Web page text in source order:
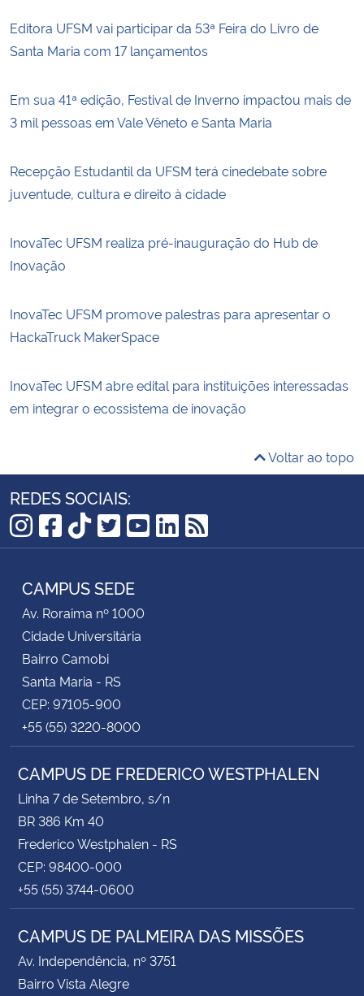
Editora UFSM vai participar da 53ª Feira do Livro de
Santa Maria com 17 lançamentos
Em sua 41ª edição, Festival de Inverno impactou mais de
3 mil pessoas em Vale Vêneto e Santa Maria
Recepção Estudantil da UFSM terá cinedebate sobre
juventude, cultura e direito à cidade
InovaTec UFSM realiza pré-inauguração do Hub de
Inovação
InovaTec UFSM promove palestras para apresentar o
HackaTruck MakerSpace
InovaTec UFSM abre edital para instituições interessadas
em integrar o ecossistema de inovação
Voltar ao topo
REDES SOCIAIS:
Instagram
Facebook
TikTok
Twitter
YouTube
LinkedIn
RSS
CAMPUS SEDE
Av. Roraima nº 1000
Cidade Universitária
Bairro Camobi
Santa Maria - RS
CEP: 97105-900
+55 (55) 3220-8000
CAMPUS DE FREDERICO WESTPHALEN
Linha 7 de Setembro, s/n
BR 386 Km 40
Frederico Westphalen - RS
CEP: 98400-000
+55 (55) 3744-0600
CAMPUS DE PALMEIRA DAS MISSÕES
Av. Independência, nº 3751
Bairro Vista Alegre